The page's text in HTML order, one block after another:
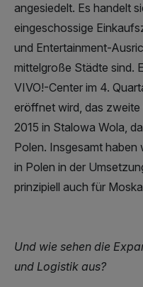
angesiedelt. Es handelt
eingeschossige
und Entertainment-
mittelgroße Städte sind.
VIVO!-Center im 4.
eröffnet wird, das
2015 in Stalowa Wola,
Polen. Insgesamt
in Polen in der
prinzipiell auch für
Und wie sehen die
und Logistik aus?